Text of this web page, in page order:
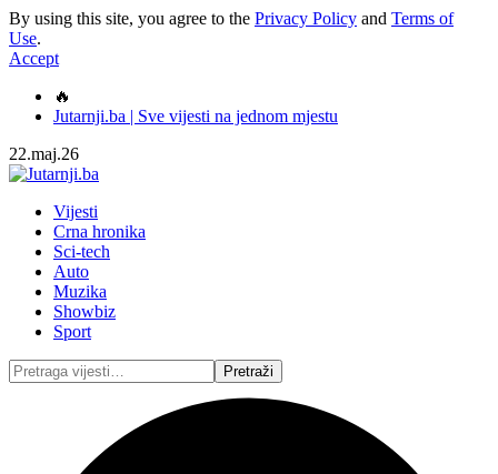
By using this site, you agree to the Privacy Policy and Terms of
Use.
Accept
🔥
Jutarnji.ba | Sve vijesti na jednom mjestu
22.maj.26
Vijesti
Crna hronika
Sci-tech
Auto
Muzika
Showbiz
Sport